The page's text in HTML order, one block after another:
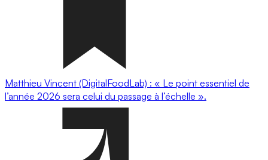
Matthieu Vincent (DigitalFoodLab) : « Le point essentiel de
l’année 2026 sera celui du passage à l’échelle ».